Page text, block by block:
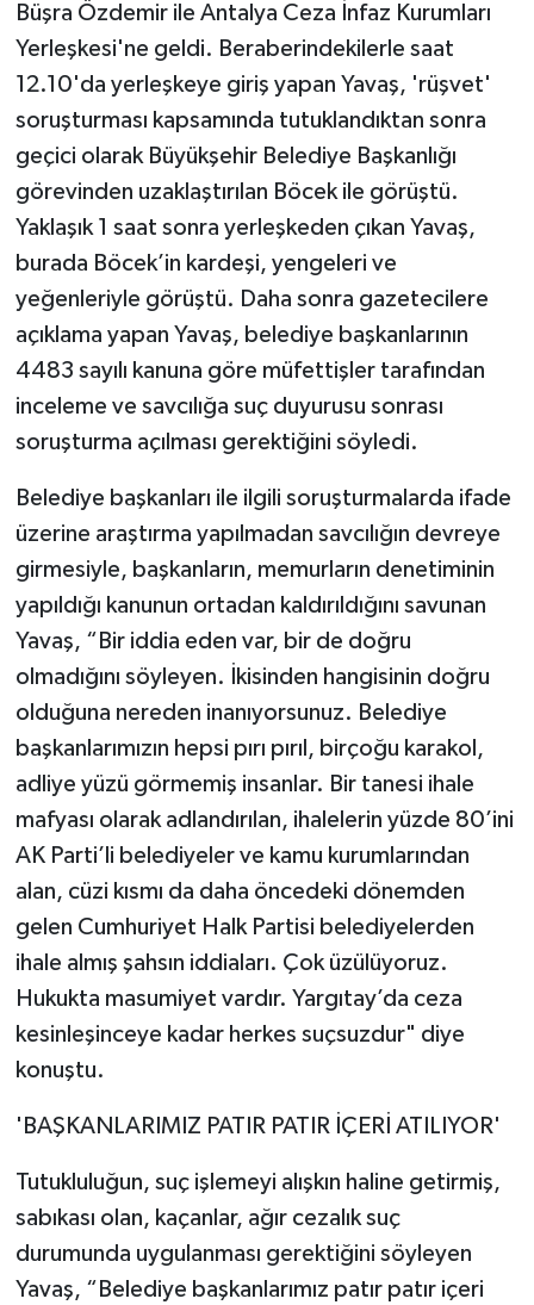
Büşra Özdemir ile Antalya Ceza İnfaz Kurumları
Yerleşkesi'ne geldi. Beraberindekilerle saat
12.10'da yerleşkeye giriş yapan Yavaş, 'rüşvet'
soruşturması kapsamında tutuklandıktan sonra
geçici olarak Büyükşehir Belediye Başkanlığı
görevinden uzaklaştırılan Böcek ile görüştü.
Yaklaşık 1 saat sonra yerleşkeden çıkan Yavaş,
burada Böcek’in kardeşi, yengeleri ve
yeğenleriyle görüştü. Daha sonra gazetecilere
açıklama yapan Yavaş, belediye başkanlarının
4483 sayılı kanuna göre müfettişler tarafından
inceleme ve savcılığa suç duyurusu sonrası
soruşturma açılması gerektiğini söyledi.
Belediye başkanları ile ilgili soruşturmalarda ifade
üzerine araştırma yapılmadan savcılığın devreye
girmesiyle, başkanların, memurların denetiminin
yapıldığı kanunun ortadan kaldırıldığını savunan
Yavaş, “Bir iddia eden var, bir de doğru
olmadığını söyleyen. İkisinden hangisinin doğru
olduğuna nereden inanıyorsunuz. Belediye
başkanlarımızın hepsi pırı pırıl, birçoğu karakol,
adliye yüzü görmemiş insanlar. Bir tanesi ihale
mafyası olarak adlandırılan, ihalelerin yüzde 80’ini
AK Parti’li belediyeler ve kamu kurumlarından
alan, cüzi kısmı da daha öncedeki dönemden
gelen Cumhuriyet Halk Partisi belediyelerden
ihale almış şahsın iddiaları. Çok üzülüyoruz.
Hukukta masumiyet vardır. Yargıtay’da ceza
kesinleşinceye kadar herkes suçsuzdur" diye
konuştu.
'BAŞKANLARIMIZ PATIR PATIR İÇERİ ATILIYOR'
Tutukluluğun, suç işlemeyi alışkın haline getirmiş,
sabıkası olan, kaçanlar, ağır cezalık suç
durumunda uygulanması gerektiğini söyleyen
Yavaş, “Belediye başkanlarımız patır patır içeri